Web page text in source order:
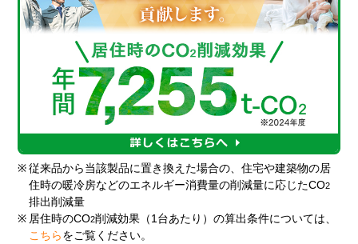
※ 従来品から当該製品に置き換えた場合の、住宅や建築物の居
住時の暖冷房などのエネルギー消費量の削減量に応じたCO2
排出削減量
※ 居住時のCO2削減効果（1台あたり）の算出条件については、
こちら をご覧ください。